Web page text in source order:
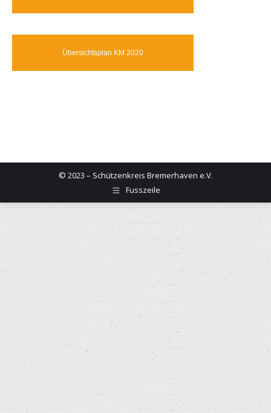
Übersichtsplan KM 2020
© 2023 – Schützenkreis Bremerhaven e.V.
Fusszeile